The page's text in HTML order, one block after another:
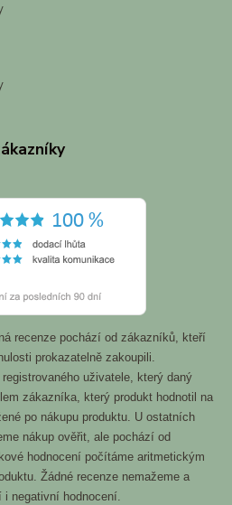
recenze pochází od zákazníků, kteří
prokazatelně zakoupili.
uživatele, který daný
zákazníka, který produkt hodnotil na
po nákupu produktu. U ostatních
nákup ověřit, ale pochází od
hodnocení počítáme aritmetickým
Žádné recenze nemažeme a
i negativní hodnocení.